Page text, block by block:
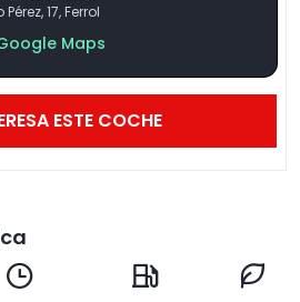
17, Ferrol
Maps
ESTE COCHE